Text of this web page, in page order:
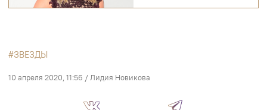
ЗВЕЗДЫ
10 апреля 2020, 11:56 / Лидия Новикова